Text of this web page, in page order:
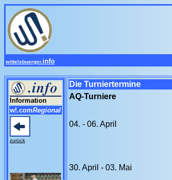
wittelsbuerger. info
Information
w!.comRegional
zurück
Die Turniertermine
AQ-Turniere
04. - 06. April
30. April - 03. Mai